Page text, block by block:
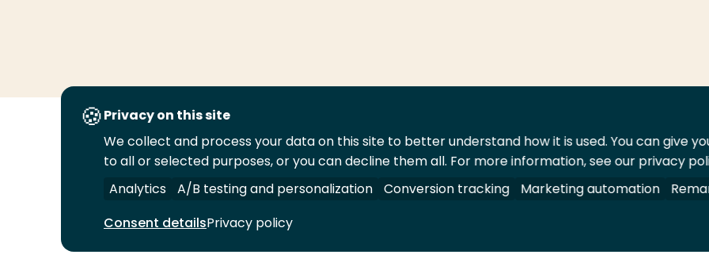
Volg
ons
op
Volg
ons
op
Volg
ons
op
Volg
ons
op
Juridisch Security A-Z Index Contact Leveranciers
© 2026 Hogeschool Rotterdam. Alle rechten voorbehouden.
Privacy on this site
We collect and process your data on this site to better understand how it is used. You can give
to all or selected purposes, or you can decline them all. For more information, see our privacy
Analytics
A/B testing and personalization Conversion tracking Marketing automation
Consent detailsPrivacy policy